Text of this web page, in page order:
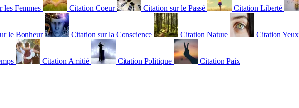
les Femmes Citation Coeur Citation sur le Passé Citation Liberté
le Bonheur Citation sur la Conscience Citation Nature Citation Yeux
Citation Amitié Citation Politique Citation Paix